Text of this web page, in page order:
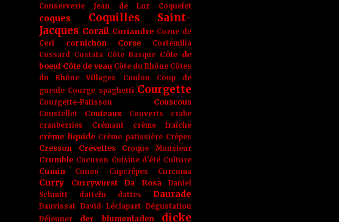
Conserverie Jean de Luz Coquelet
coques
Coquilles Saint-
Jacques Corail Coriandre Corne de
Cerf
cornichon Corse
Cortemilia
Cossard Costata Côte Basque Côte de
boeuf Côte de veau Côte du Rhône Côtes
du Rhône Villages
Coulon
Coup de
gueule Courge spaghetti Courgette
Courgette-Patisson Couscous
Coustellet Couteaux Couverts
crabe
cranberries
Crémant crème fraîche
crème liquide Crème patissière Crêpes
Cresson Crevettes Croque Monsieur
Crumble Cucuron Cuisine d'été Culture
Cumin Cuneo Cupcrêpes Curcuma
Curry Currywurst Da Rosa
Daniel
Schmitt
datteln dattes Daurade
Dauvissat David Léclapart Dégustation
Déjeuner
der blumenladen dicke